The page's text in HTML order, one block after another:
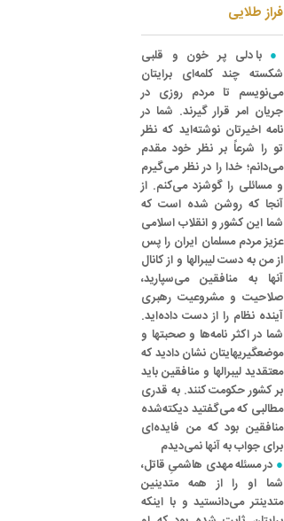
فراز طلایی
با دلی پر خون و قلبی
شکسته چند کلمه‌ای برایتان
می‌نویسم تا مردم روزی در
جریان امر قرار گیرند. شما در
نامه اخیرتان نوشته‌اید که نظر
تو را شرعاً بر نظر خود مقدم
می‌دانم؛ خدا را در نظر می‌گیرم
و مسائلی را گوشزد می‌کنم. از
آنجا که روشن شده است که
شما این کشور و انقلاب اسلامی
عزیز مردم مسلمان ایران را پس
از من به دست لیبرالها و از کانال
آنها به منافقین می‌سپارید،
صلاحیت و مشروعیت رهبری
آینده نظام را از دست داده‌اید.
شما در اکثر نامه‌ها و صحبتها و
موضعگیریهایتان نشان دادید که
معتقدید لیبرالها و منافقین باید
بر کشور حکومت کنند. به قدری
مطالبی که می‌گفتید دیکته‌شده
منافقین بود که من فایده‌ای
برای جواب به آنها نمی‌دیدم
در مسئله مهدی هاشمیِ قاتل،
شما او را از همه متدینین
متدینتر می‌دانستید و با اینکه